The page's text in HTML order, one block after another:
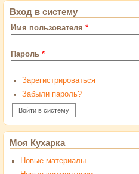
Вход в систему
Имя пользователя *
Пароль *
Зарегистрироваться
Забыли пароль?
Моя Кухарка
Новые материалы